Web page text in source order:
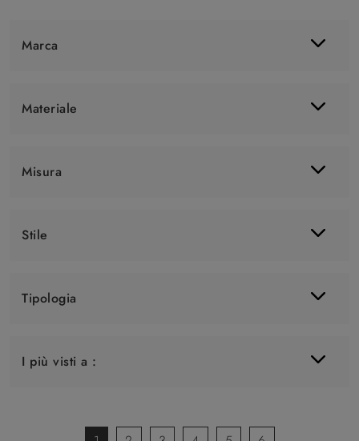
Marca
Materiale
Misura
Stile
Tipologia
I più visti a :